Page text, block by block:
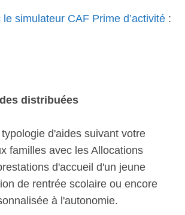
simulateur CAF Prime d’activité :
distribuées
d'aides suivant votre
familles avec les Allocations
d'accueil d'un jeune
de rentrée scolaire ou encore
à l'autonomie.